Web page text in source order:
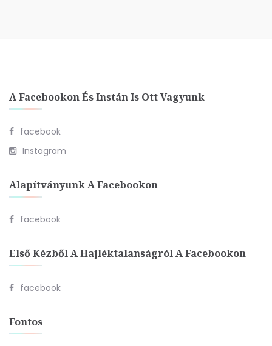
A Facebookon És Instán Is Ott Vagyunk
facebook
Instagram
Alapítványunk A Facebookon
facebook
Első Kézből A Hajléktalanságról A Facebookon
facebook
Fontos